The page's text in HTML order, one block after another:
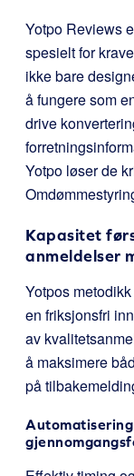
Yotpo Reviews
spesielt for
ikke bare
å fungere som
drive
Yotpo løser de
Kapasitet
anmeldelser
Yotpos
en friksjonsfri
av
å maksimere
på